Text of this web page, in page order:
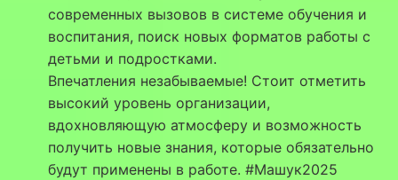
современных вызовов в системе обучения и
воспитания, поиск новых форматов работы с
детьми и подростками.
Впечатления незабываемые! Стоит отметить
высокий уровень организации,
вдохновляющую атмосферу и возможность
получить новые знания, которые обязательно
будут применены в работе. #Машук2025